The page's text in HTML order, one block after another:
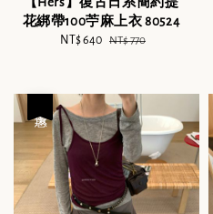
花綁帶100苧麻上衣 80524
Sale
NT$ 640 Regular
NT$ 770